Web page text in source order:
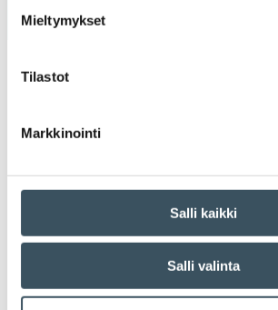
Mieltymykset
Tilastot
Markkinointi
Salli kaikki
Salli valinta
Tiedotteet
05.08.2026 06:00 tutkimus,ostovoima,
Kaupan kasvu vahvistuu – myös
ollaan ihmisiksi,
yrityslähestymiskielto